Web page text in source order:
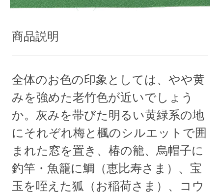
商品説明
全体のお色の印象としては、やや黄
みを強めた老竹色が近いでしょう
か。灰みを帯びた明るい黄緑系の地
にそれぞれ梅と楓のシルエットで囲
まれた窓を置き、椿の籠、烏帽子に
釣竿・魚籠に鯛（恵比寿さま）、宝
玉を咥えた狐（お稲荷さま）、コウ